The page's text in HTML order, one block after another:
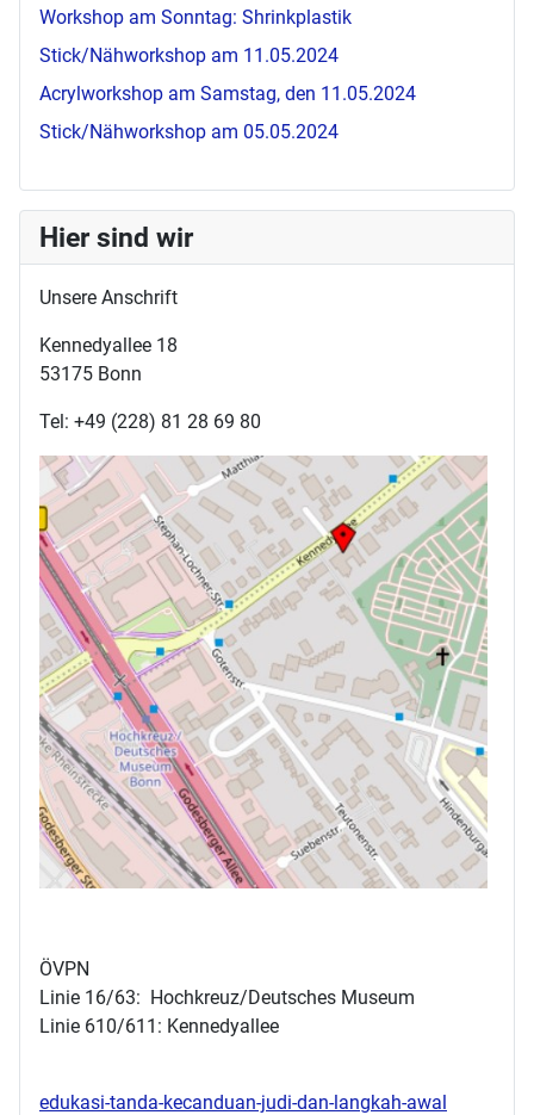
Workshop am Sonntag: Shrinkplastik
Stick/Nähworkshop am 11.05.2024
Acrylworkshop am Samstag, den 11.05.2024
Stick/Nähworkshop am 05.05.2024
Hier sind wir
Unsere Anschrift
Kennedyallee 18
53175 Bonn
Tel: +49 (228) 81 28 69 80
ÖVPN
Linie 16/63: Hochkreuz/Deutsches Museum
Linie 610/611: Kennedyallee
edukasi-tanda-kecanduan-judi-dan-langkah-awal